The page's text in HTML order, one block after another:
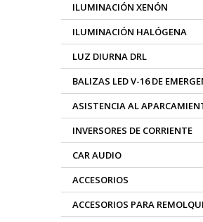
ILUMINACIÓN XENÓN
ILUMINACIÓN HALÓGENA
LUZ DIURNA DRL
BALIZAS LED V-16 DE
ASISTENCIA AL
INVERSORES DE CORRIENTE
CAR AUDIO
ACCESORIOS
ACCESORIOS PARA